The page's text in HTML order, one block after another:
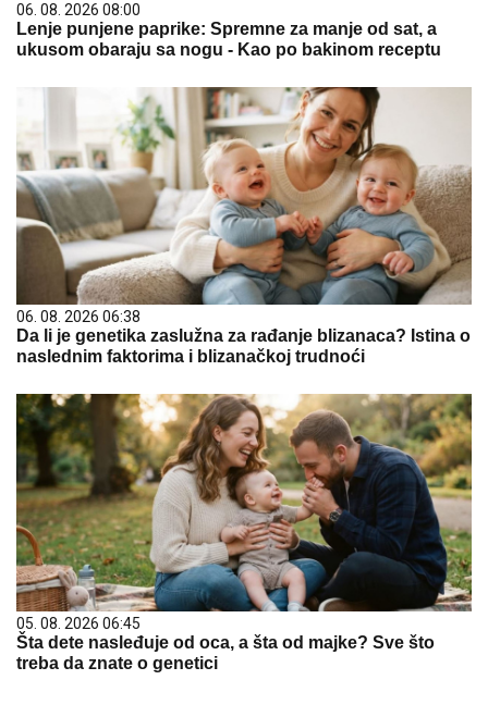
06. 08. 2026 08:00
Lenje punjene paprike: Spremne za manje od sat, a
ukusom obaraju sa nogu - Kao po bakinom receptu
06. 08. 2026 06:38
Da li je genetika zaslužna za rađanje blizanaca? Istina o
naslednim faktorima i blizanačkoj trudnoći
05. 08. 2026 06:45
Šta dete nasleđuje od oca, a šta od majke? Sve što
treba da znate o genetici